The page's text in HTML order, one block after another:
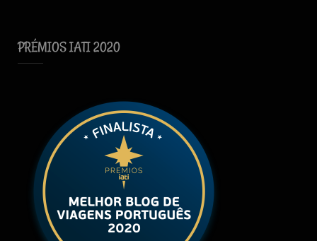
PRÉMIOS IATI 2020